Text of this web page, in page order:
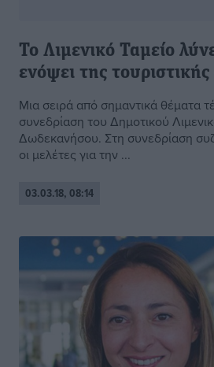
Το Λιμενικό Ταμείο
ενόψει της
Μια σειρά από σημαντικά θέματα
συνεδρίαση του Δημοτικού
Δωδεκανήσου. Στη συνεδρίαση
οι μελέτες για την ...
03.03.18, 08:14